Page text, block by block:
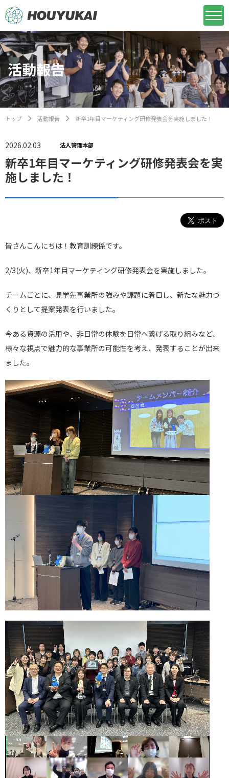
活動報告
トップ 活動報告 新卒1年目マーケティング研修発表会を実施しました！
2026.02.03 法人管理本部
新卒1年目マーケティング研修発表会を実
施しました！
皆さんこんにちは！教育訓練係です。
2/3(火)、新卒1年目マーケティング研修発表会を実施しました。
チームごとに、見学先事業所の強みや課題に着目し、新たな魅力づ
くりとして提案発表を行いました。
今ある資源の活用や、非日常の体験を日常へ繋げる取り組みなど、
様々な視点で魅力的な事業所の可能性を考え、発表することが出来
ました。